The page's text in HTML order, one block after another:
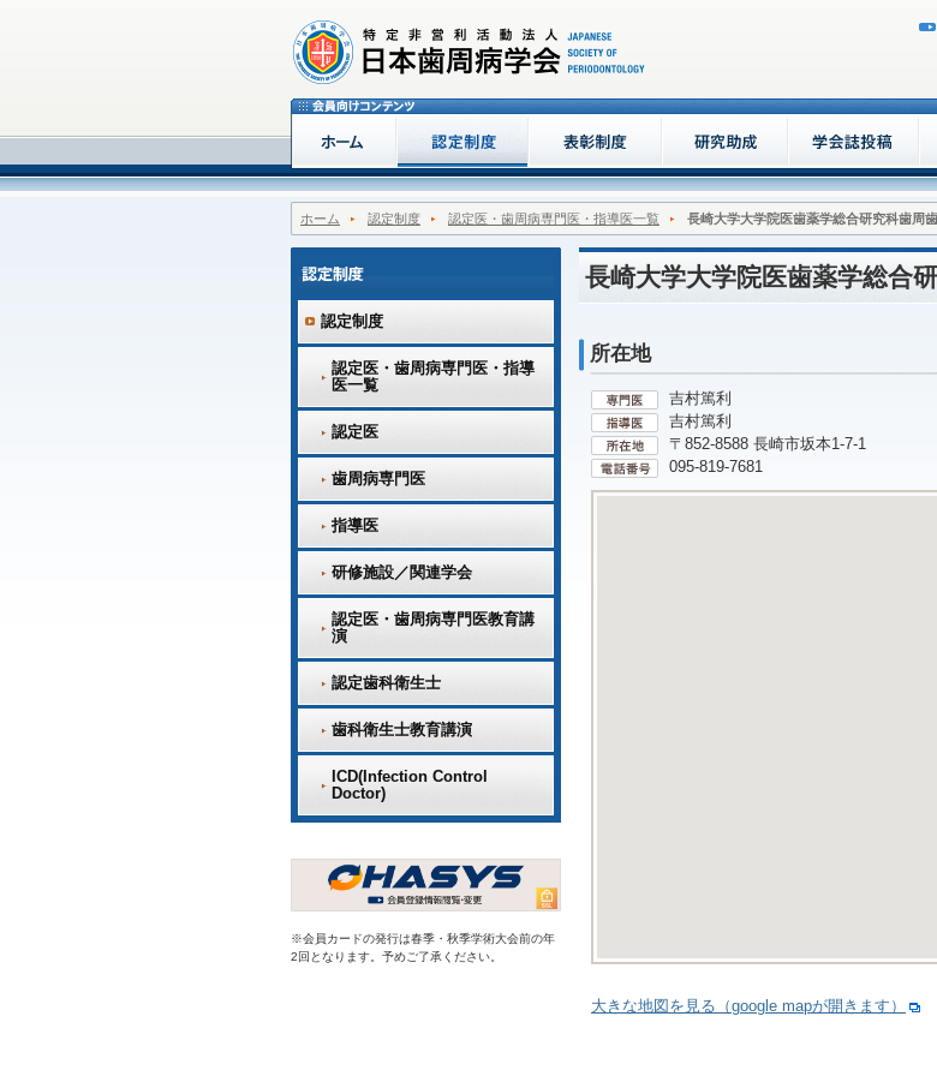
ホーム 認定制度 認定医・歯周病専門医・指導医一覧 長崎大学大学院医歯薬学総合研究科歯周
長崎大学大学院医歯薬学総合
所在地
吉村篤利
吉村篤利
〒852-8588 長崎市坂本1-7-1
095-819-7681
大きな地図を見る（google mapが開きます）
認定制度
認定医・歯周病専門医・指導
医一覧
認定医
歯周病専門医
指導医
研修施設／関連学会
認定医・歯周病専門医教育講
演
認定歯科衛生士
歯科衛生士教育講演
ICD(Infection Control
Doctor)
※会員カードの発行は春季・秋季学術大会前の年
2回となります。予めご了承ください。